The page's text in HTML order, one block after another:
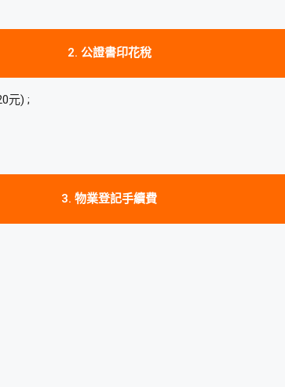
2. 公證書印花稅
元) ;
3. 物業登記手續費